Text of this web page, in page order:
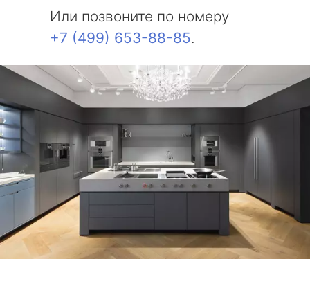
Или позвоните по номеру
+7 (499) 653-88-85.